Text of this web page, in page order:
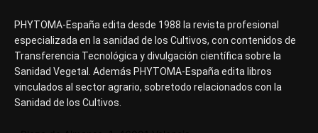
PHYTOMA-España edita desde 1988 la revista profesional
especializada en la sanidad de los Cultivos, con contenidos de
Transferencia Tecnológica y divulgación científica sobre la
Sanidad Vegetal. Además PHYTOMA-España edita libros
vinculados al sector agrario, sobretodo relacionados con la
Sanidad de los Cultivos.